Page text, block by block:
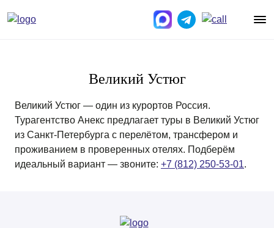
Великий Устюг
Великий Устюг — один из курортов Россия.
Турагентство Анекс предлагает туры в Великий Устюг
из Санкт-Петербурга с перелётом, трансфером и
проживанием в проверенных отелях. Подберём
идеальный вариант — звоните: +7 (812) 250-53-01.